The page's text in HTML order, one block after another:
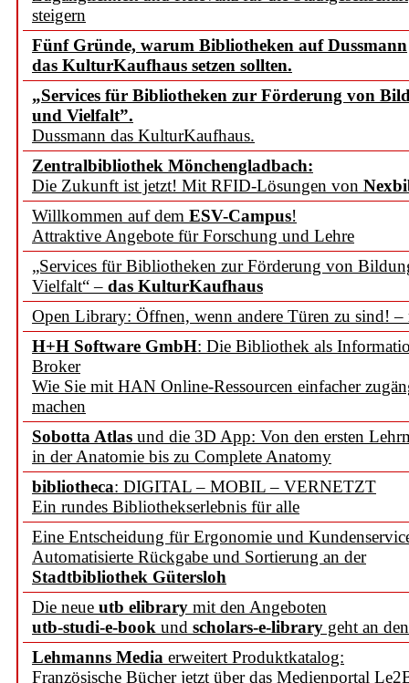
steigern
Fünf Gründe, warum Bibliotheken auf Dussmann
das KulturKaufhaus setzen sollten.
„Services für Bibliotheken zur Förderung von
und Vielfalt”.
Dussmann das KulturKaufhaus.
Zentralbibliothek Mönchengladbach:
Die Zukunft ist jetzt! Mit RFID-Lösungen von
Willkommen auf dem ESV-Campus!
Attraktive Angebote für Forschung und Lehre
„Services für Bibliotheken zur Förderung von
Vielfalt“ – das KulturKaufhaus
Open Library: Öffnen, wenn andere Türen zu sind! –
H+H Software GmbH: Die Bibliothek als
Broker
Wie Sie mit HAN Online-Ressourcen einfacher
machen
Sobotta Atlas und die 3D App: Von den ersten
in der Anatomie bis zu Complete Anatomy
bibliotheca: DIGITAL – MOBIL – VERNETZT
Ein rundes Bibliothekserlebnis für alle
Eine Entscheidung für Ergonomie und
Automatisierte Rückgabe und Sortierung an der
Stadtbibliothek Gütersloh
Die neue utb elibrary mit den Angeboten
utb-studi-e-book und scholars-e-library geht an
Lehmanns Media erweitert Produktkatalog:
Französische Bücher jetzt über das Medienportal